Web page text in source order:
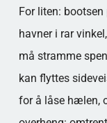
For liten:
havner i rar
må stramme
kan flyttes
for å låse hælen,